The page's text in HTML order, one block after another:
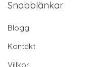
Snabblänkar
Blogg
Kontakt
Villkor